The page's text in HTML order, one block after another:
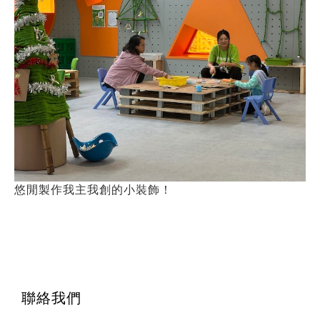
悠閒製作我主我創的小裝飾！
聯絡我們